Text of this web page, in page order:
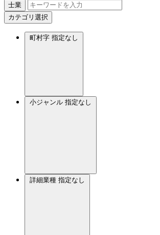
士業
カテゴリ選択
町村字 指定なし
小ジャンル 指定なし
詳細業種 指定なし